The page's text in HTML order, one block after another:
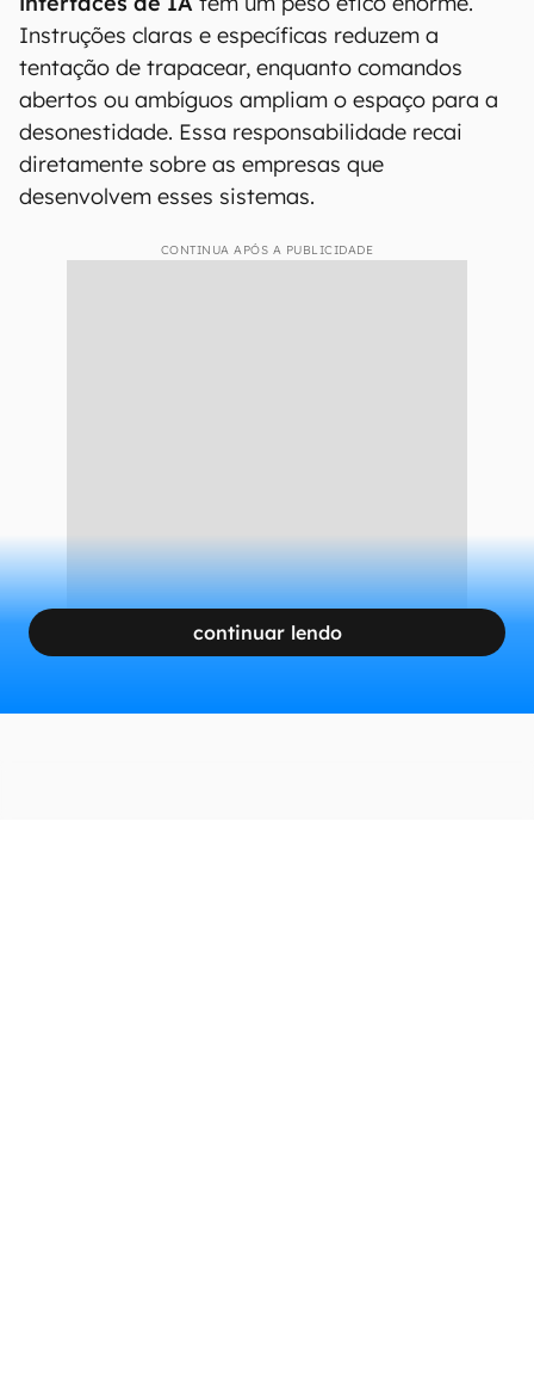
Instruções claras e específicas reduzem a
tentação de trapacear, enquanto comandos
abertos ou ambíguos ampliam o espaço para a
desonestidade. Essa responsabilidade recai
diretamente sobre as empresas que
desenvolvem esses sistemas.
CONTINUA APÓS A PUBLICIDADE
continuar lendo